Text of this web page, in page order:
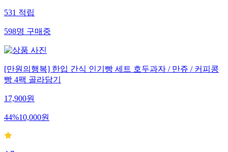
531적립
598명구매중
[만원의행복] 한입 간식 인기빵 세트 호두과자 / 만쥬 / 커피콩
빵 4팩 골라담기
17,900원
44%10,000원